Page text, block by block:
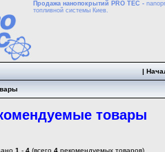
Продажа нанопокрытий PRO TEC -
топливной системы Киев.
|
товары
1 - 4 (всего 4 рекомендуемых товаров)